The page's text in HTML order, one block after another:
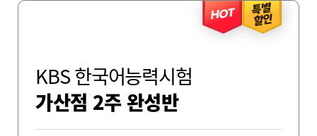
HOT 특별
할인
KBS 한국어능력시험
가산점 2주 완성반